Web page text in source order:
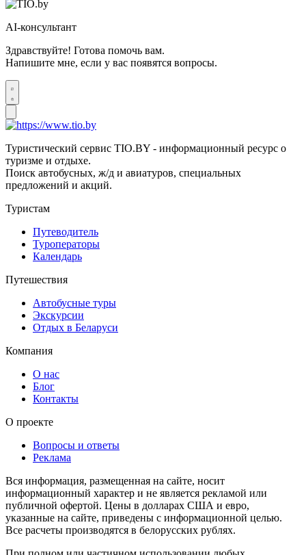
AI-консультант
Здравствуйте! Готова помочь вам.
Напишите мне, если у вас появятся вопросы.
Туристический сервис TIO.BY - информационный ресурс о
туризме и отдыхе.
Поиск автобусных, ж/д и авиатуров, специальных
предложений и акций.
Туристам
Путеводитель
Туроператоры
Календарь
Путешествия
Автобусные туры
Экскурсии
Отдых в Беларуси
Компания
О нас
Блог
Контакты
О проекте
Вопросы и ответы
Реклама
Вся информация, размещенная на сайте, носит
информационный характер и не является рекламой или
публичной офертой. Цены в долларах США и евро,
указанные на сайте, приведены с информационной целью.
Все расчеты производятся в белорусских рублях.